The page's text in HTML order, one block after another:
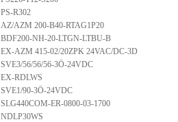
PS-R302
AZ/AZM 200-B40-RTAG1P20
BDF200-NH-20-LTGN-LTBU-B
EX-AZM 415-02/20ZPK 24VAC/DC-3D
SVE3/56/56/56-3Ö-24VDC
EX-RDLWS
SVE1/90-3Ö-24VDC
SLG440COM-ER-0800-03-1700
NDLP30WS